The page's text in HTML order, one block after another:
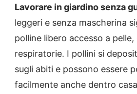
Lavorare in giardino senza
leggeri e senza mascherina
polline libero accesso a
respiratorie. I pollini si
sugli abiti e possono essere
facilmente anche dentro